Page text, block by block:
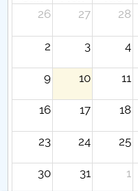
26
27 28
2 3 4
9 10 11
16 17 18
23 24 25
30 31 1